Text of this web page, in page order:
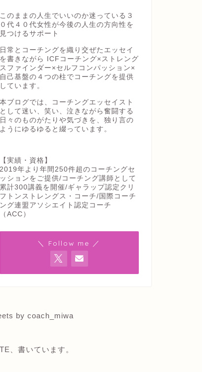
このままの人生でいいのか迷っている３
０代４０代女性が今後の人生の方向性を
見つけるサポート
日常とコーチングを織り交ぜたエッセイ
を書きながら ICFコーチング×ストレング
スファインダー×セルフコンパッション×
自己基盤の４つの柱でコーチングを提供
しています。
本ブログでは、コーチングエッセイスト
として迷い、笑い、泣きながら奮闘する
日々のものがたりや気づきを、独り言の
ようにゆるゆると綴っています。
【実績・資格】
2019年より年間250件超のコーチングセ
ッションをご提供/コーチング講師として
累計300講義を開催/ギャラップ認定クリ
フトンストレングス・コーチ/国際コーチ
ング連盟アソシエイト認定コーチ
（ACC）
＼ Follow me ／
by coach_miwa
、書いています。